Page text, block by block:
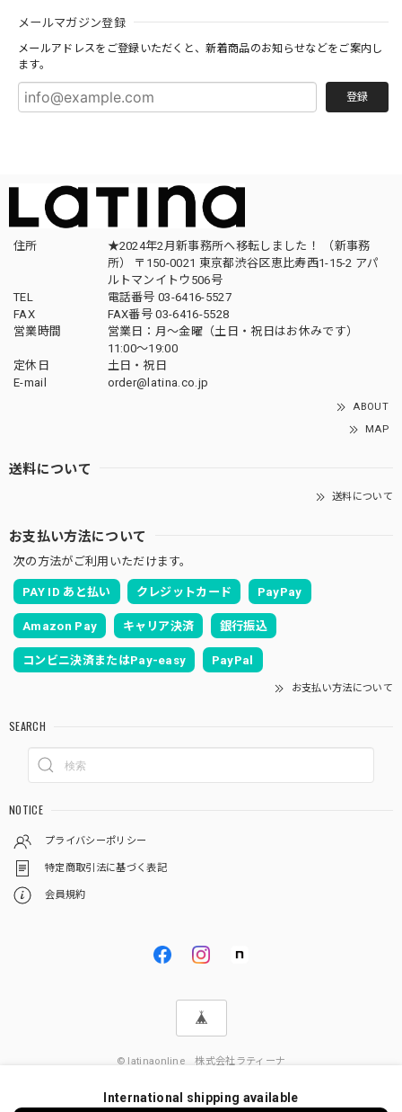
メールマガジン登録
メールアドレスをご登録いただくと、新着商品のお知らせなどをご案内し
ます。
登録
住所
★2024年2月新事務所へ移転しました！ （新事務
所） 〒150-0021 東京都渋谷区恵比寿西1-15-2 アパ
ルトマンイトウ506号
TEL
電話番号 03-6416-5527
FAX
FAX番号 03-6416-5528
営業時間
営業日：月〜金曜（土日・祝日はお休みです）
11:00〜19:00
定休日
土日・祝日
E-mail
order@latina.co.jp
ABOUT
MAP
送料について
送料について
お支払い方法について
次の方法がご利用いただけます。
PAY ID あと払い クレジットカード PayPay
Amazon Pay キャリア決済 銀行振込
コンビニ決済またはPay-easy PayPal
お支払い方法について
SEARCH
NOTICE
プライバシーポリシー
特定商取引法に基づく表記
会員規約
© latinaonline 株式会社ラティーナ
International shipping available